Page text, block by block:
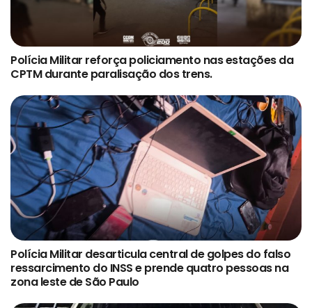
Polícia Militar reforça policiamento nas estações da
CPTM durante paralisação dos trens.
Polícia Militar desarticula central de golpes do falso
ressarcimento do INSS e prende quatro pessoas na
zona leste de São Paulo